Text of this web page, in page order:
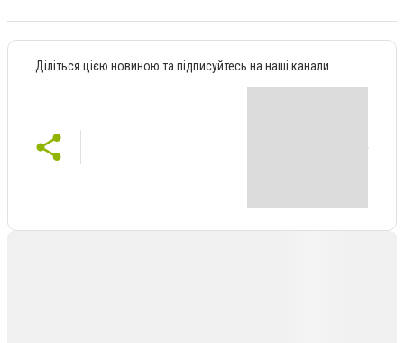
Діліться цією новиною та підписуйтесь на наші канали